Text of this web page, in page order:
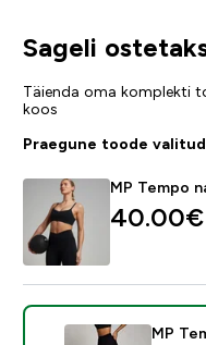
Sageli
Täienda oma komplekti
koos
Praegune toode valitud
MP Tempo
40.00€‎
MP